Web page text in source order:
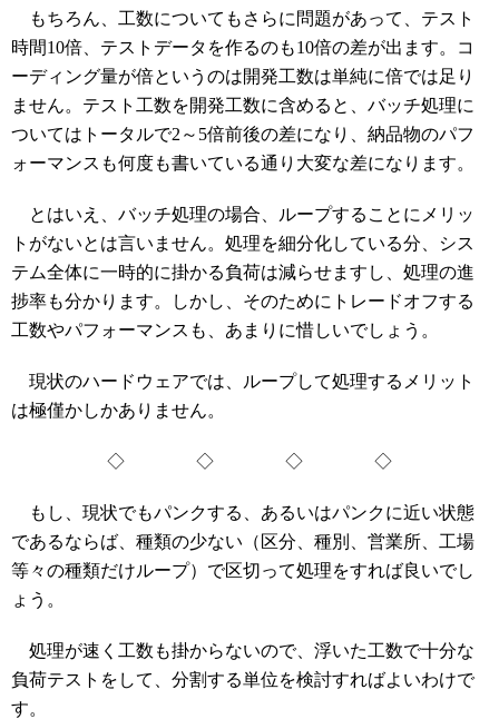
もちろん、工数についてもさらに問題があって、テスト
時間10倍、テストデータを作るのも10倍の差が出ます。コ
ーディング量が倍というのは開発工数は単純に倍では足り
ません。テスト工数を開発工数に含めると、バッチ処理に
ついてはトータルで2～5倍前後の差になり、納品物のパフ
ォーマンスも何度も書いている通り大変な差になります。
とはいえ、バッチ処理の場合、ループすることにメリッ
トがないとは言いません。処理を細分化している分、シス
テム全体に一時的に掛かる負荷は減らせますし、処理の進
捗率も分かります。しかし、そのためにトレードオフする
工数やパフォーマンスも、あまりに惜しいでしょう。
現状のハードウェアでは、ループして処理するメリット
は極僅かしかありません。
◇ ◇ ◇ ◇
もし、現状でもパンクする、あるいはパンクに近い状態
であるならば、種類の少ない（区分、種別、営業所、工場
等々の種類だけループ）で区切って処理をすれば良いでし
ょう。
処理が速く工数も掛からないので、浮いた工数で十分な
負荷テストをして、分割する単位を検討すればよいわけで
す。